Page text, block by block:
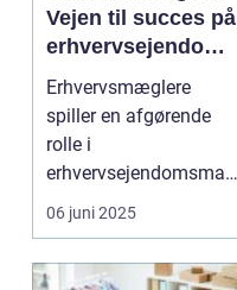
Vejen til succes på
erhvervsejendoms
markedet
Erhvervsmæglere
spiller en afgørende
rolle i
erhvervsejendomsmar
kedet ved at forbinde
k...
06 juni 2025